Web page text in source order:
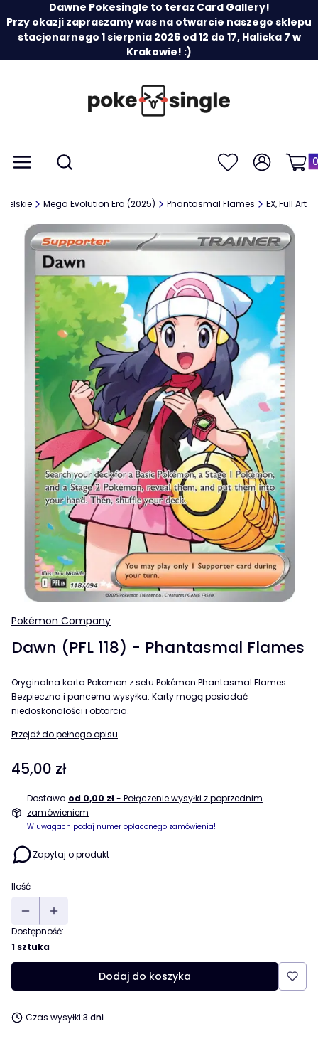
Dawne Pokesingle to teraz Card Gallery!
Przy okazji zapraszamy was na otwarcie naszego sklepu
stacjonarnego 1 sierpnia 2026 od 12 do 17, Halicka 7 w
Krakowie! :)
Menu Otwórz wyszukiwarkę
Szukaj UlubioneZaloguj się
Mega Evolution Era (2025) Phantasmal Flames EX, Full Art
Pokémon Company
Dawn (PFL 118) - Phantasmal Flames
Oryginalna karta Pokemon z setu Pokémon Phantasmal Flames.
Bezpieczna i pancerna wysyłka. Karty mogą posiadać
niedoskonalości i obtarcia.
Przejdź do pełnego opisu
Cena
45,00 zł
Dostawa od 0,00 zł- Połączenie wysyłki z poprzednim
zamówieniem
W uwagach podaj numer opłaconego zamówienia!
Zapytaj o produkt
Ilość
Dostępność:
1 sztuka
Dodaj do koszyka
Czas wysyłki:3 dni